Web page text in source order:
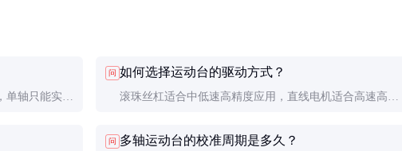
轴只能实现
问 如何选择运动台的驱动方式？
滚珠丝杠适合中低速高精度应用，直线电机适合高速高加
间隙但发热较大。
问 多轴运动台的校准周期是多久？